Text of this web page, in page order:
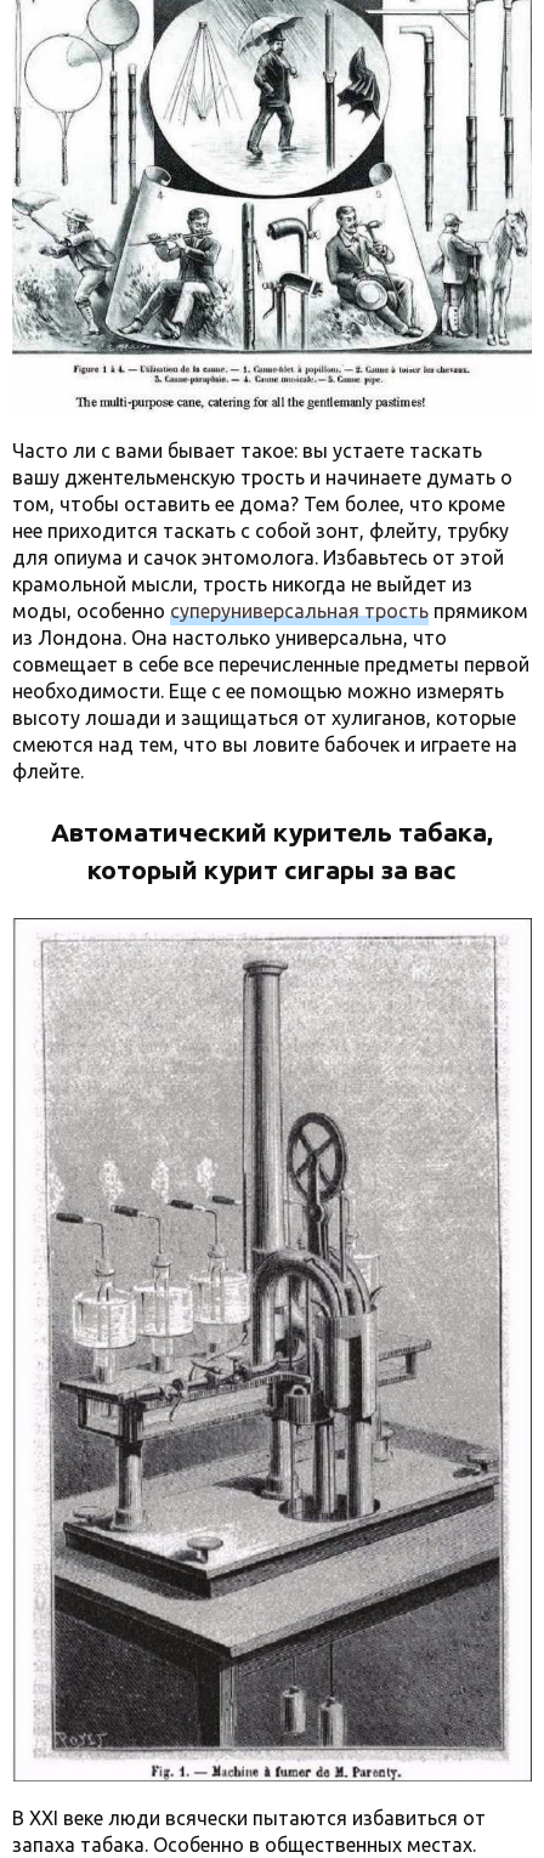
Часто ли с вами бывает такое: вы устаете таскать
вашу джентельменскую трость и начинаете думать о
том, чтобы оставить ее дома? Тем более, что кроме
нее приходится таскать с собой зонт, флейту, трубку
для опиума и сачок энтомолога. Избавьтесь от этой
крамольной мысли, трость никогда не выйдет из
моды, особенно суперуниверсальная трость прямиком
из Лондона. Она настолько универсальна, что
совмещает в себе все перечисленные предметы первой
необходимости. Еще с ее помощью можно измерять
высоту лошади и защищаться от хулиганов, которые
смеются над тем, что вы ловите бабочек и играете на
флейте.
Автоматический куритель табака,
который курит сигары за вас
В XXI веке люди всячески пытаются избавиться от
запаха табака. Особенно в общественных местах.